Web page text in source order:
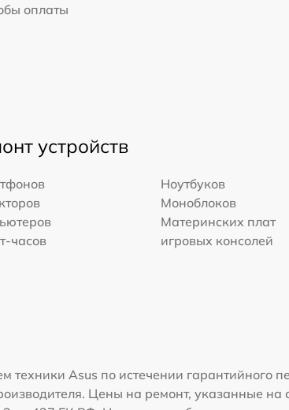
оплаты
устройств
Ноутбуков
Моноблоков
Материнских плат
часов
игровых консолей
Asus по истечении гарантийного
Цены на ремонт, указанные на